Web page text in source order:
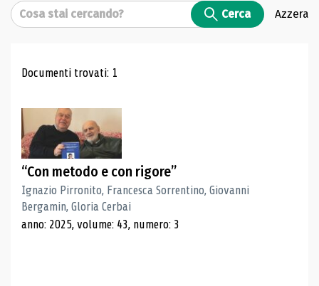
Cerca Cerca Azzera
Risultati di ricerca
Documenti trovati: 1
“Con metodo e con rigore”
Ignazio Pirronito, Francesca Sorrentino, Giovanni
Bergamin, Gloria Cerbai
anno: 2025, volume: 43, numero: 3